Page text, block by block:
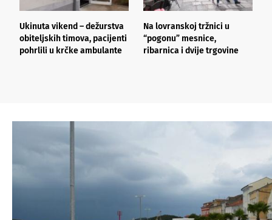
Ukinuta vikend – dežurstva
obiteljskih timova, pacijenti
pohrlili u krčke ambulante
Na lovranskoj tržnici u
“pogonu” mesnice,
ribarnica i dvije trgovine